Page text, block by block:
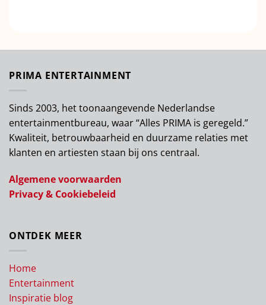
PRIMA ENTERTAINMENT
Sinds 2003, het toonaangevende Nederlandse
entertainmentbureau, waar “Alles PRIMA is geregeld.”
Kwaliteit, betrouwbaarheid en duurzame relaties met
klanten en artiesten staan bij ons centraal.
Algemene voorwaarden
Privacy & Cookiebeleid
ONTDEK MEER
Home
Entertainment
Inspiratie blog